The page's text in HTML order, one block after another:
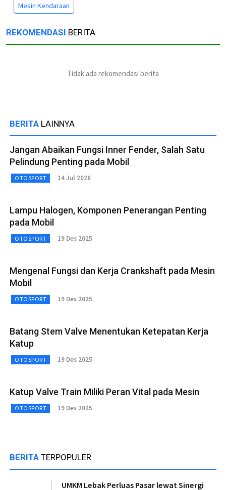
Mesin Kendaraan
REKOMENDASI BERITA
Tidak ada rekomendasi berita
BERITA LAINNYA
Jangan Abaikan Fungsi Inner Fender, Salah Satu
Pelindung Penting pada Mobil
OTOSPORT 14 Jul 2026
Lampu Halogen, Komponen Penerangan Penting
pada Mobil
OTOSPORT 19 Des 2025
Mengenal Fungsi dan Kerja Crankshaft pada Mesin
Mobil
OTOSPORT 19 Des 2025
Batang Stem Valve Menentukan Ketepatan Kerja
Katup
OTOSPORT 19 Des 2025
Katup Valve Train Miliki Peran Vital pada Mesin
OTOSPORT 19 Des 2025
BERITA TERPOPULER
UMKM Lebak Perluas Pasar lewat Sinergi